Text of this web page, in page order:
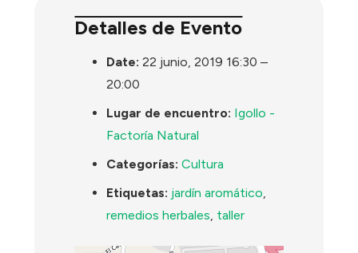
Detalles de Evento
Date: 22 junio, 2019 16:30 –
20:00
Lugar de encuentro: Igollo -
Factoría Natural
Categorías: Cultura
Etiquetas: jardín aromático,
remedios herbales, taller